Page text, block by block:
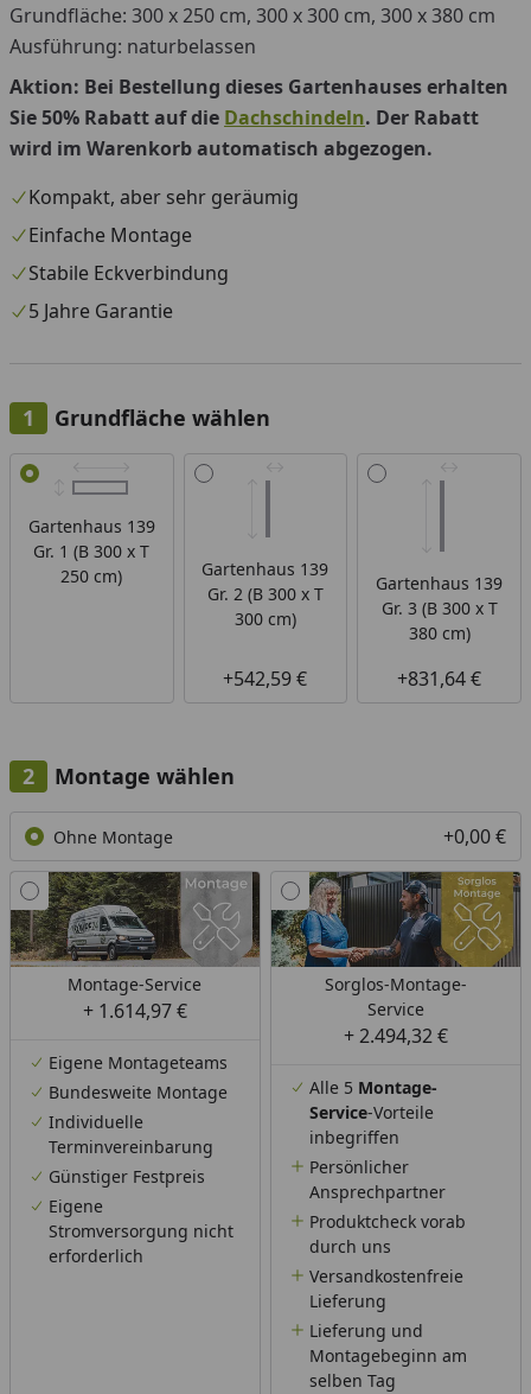
Grundfläche: 300 x 250 cm, 300 x 300 cm, 300 x 380 cm
Ausführung: naturbelassen
Aktion: Bei Bestellung dieses Gartenhauses erhalten
Sie 50% Rabatt auf die Dachschindeln. Der Rabatt
wird im Warenkorb automatisch abgezogen.
Kompakt, aber sehr geräumig
Einfache Montage
Stabile Eckverbindung
5 Jahre Garantie
Grundfläche wählen
Alle anzeigen (3)
Gartenhaus 139
Gr. 1 (B 300 x T
250 cm)
Gartenhaus 139
Gr. 2 (B 300 x T
300 cm)
+542,59 €
Gartenhaus 139
Gr. 3 (B 300 x T
380 cm)
+831,64 €
Montage wählen
Ohne Montage +0,00 €
Montage-Service
+ 1.614,97 €
Eigene Montageteams
Bundesweite Montage
Individuelle
Terminvereinbarung
Günstiger Festpreis
Eigene
Stromversorgung nicht
erforderlich
Sorglos-Montage-
Service
+ 2.494,32 €
Alle 5 Montage-
Service-Vorteile
inbegriffen
Persönlicher
Ansprechpartner
Produktcheck vorab
durch uns
Versandkostenfreie
Lieferung
Lieferung und
Montagebeginn am
selben Tag